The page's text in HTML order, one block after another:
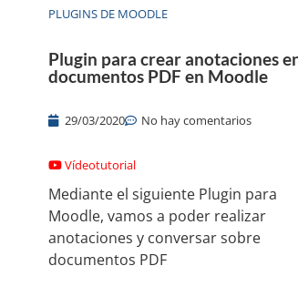
PLUGINS DE MOODLE
Plugin para crear anotaciones
documentos PDF en Moodle
29/03/2020 No hay comentarios
Vídeotutorial
Mediante el siguiente Plugin para
Moodle, vamos a poder realizar
anotaciones y conversar sobre
documentos PDF